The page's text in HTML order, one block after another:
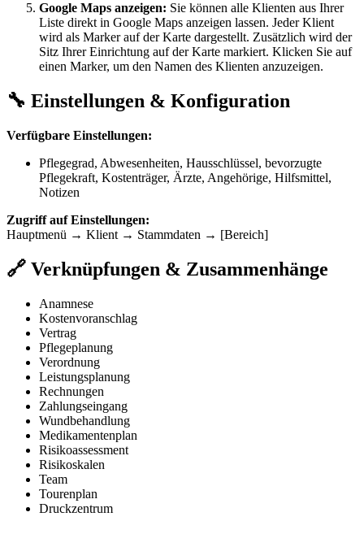
Google Maps anzeigen: Sie können alle Klienten aus Ihrer
Liste direkt in Google Maps anzeigen lassen. Jeder Klient
wird als Marker auf der Karte dargestellt. Zusätzlich wird der
Sitz Ihrer Einrichtung auf der Karte markiert. Klicken Sie auf
einen Marker, um den Namen des Klienten anzuzeigen.
🔧 Einstellungen & Konfiguration
Verfügbare Einstellungen:
Pflegegrad, Abwesenheiten, Hausschlüssel, bevorzugte
Pflegekraft, Kostenträger, Ärzte, Angehörige, Hilfsmittel,
Notizen
Zugriff auf Einstellungen:
Hauptmenü → Klient → Stammdaten → [Bereich]
🔗 Verknüpfungen & Zusammenhänge
Anamnese
Kostenvoranschlag
Vertrag
Pflegeplanung
Verordnung
Leistungsplanung
Rechnungen
Zahlungseingang
Wundbehandlung
Medikamentenplan
Risikoassessment
Risikoskalen
Team
Tourenplan
Druckzentrum